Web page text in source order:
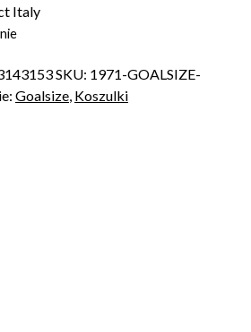
is:
zł26,46.
Italy
SKU: 1971-GOALSIZE-
Goalsize, Koszulki